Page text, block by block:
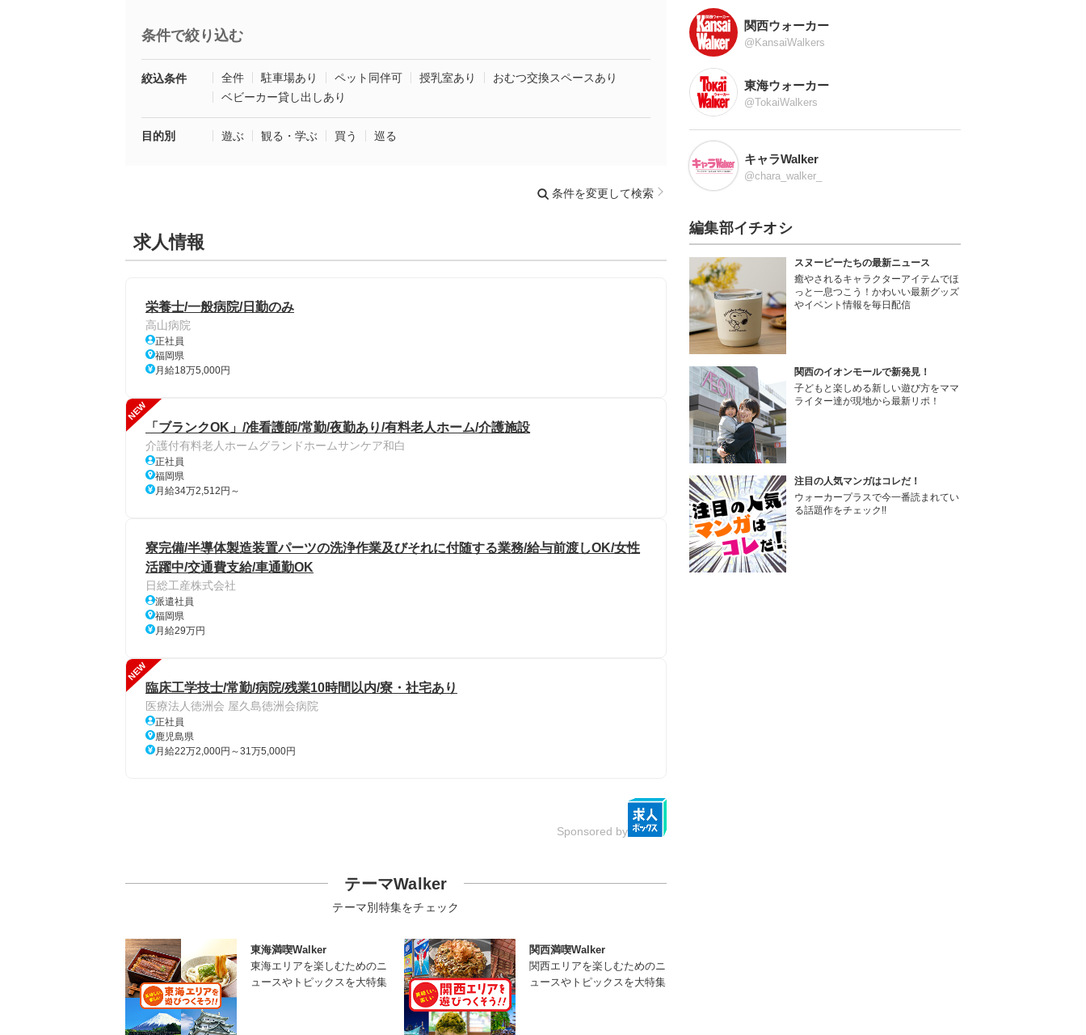
条件で絞り込む
絞込条件 全件 駐車場あり ペット同伴可 授乳室あり
おむつ交換スペースあり
ベビーカー貸し出しあり
目的別 遊ぶ 観る・学ぶ 買う 巡る
条件を変更して検索
求人情報
栄養士/一般病院/日勤のみ
高山病院
正社員
福岡県
月給18万5,000円
NEW
「ブランクOK」/准看護師/常勤/夜勤あり/有料老人ホーム/介護施設
介護付有料老人ホームグランドホームサンケア和白
正社員
福岡県
月給34万2,512円～
寮完備/半導体製造装置パーツの洗浄作業及びそれに付随する業務/給与前渡しOK/女性
活躍中/交通費支給/車通勤OK
日総工産株式会社
派遣社員
福岡県
月給29万円
NEW
臨床工学技士/常勤/病院/残業10時間以内/寮・社宅あり
医療法人徳洲会 屋久島徳洲会病院
正社員
鹿児島県
月給22万2,000円～31万5,000円
Sponsored by
テーマWalker
テーマ別特集をチェック
東海満喫Walker
東海エリアを楽しむためのニ
ュースやトピックスを大特集
関西満喫Walker
関西エリアを楽しむためのニ
ュースやトピックスを大特集
関西ウォーカー
@KansaiWalkers
東海ウォーカー
@TokaiWalkers
キャラWalker
@chara_walker_
編集部イチオシ
スヌーピーたちの最新ニュース
癒やされるキャラクターアイテムでほ
っと一息つこう！かわいい最新グッズ
やイベント情報を毎日配信
関西のイオンモールで新発見！
子どもと楽しめる新しい遊び方をママ
ライター達が現地から最新リポ！
注目の人気マンガはコレだ！
ウォーカープラスで今一番読まれてい
る話題作をチェック!!